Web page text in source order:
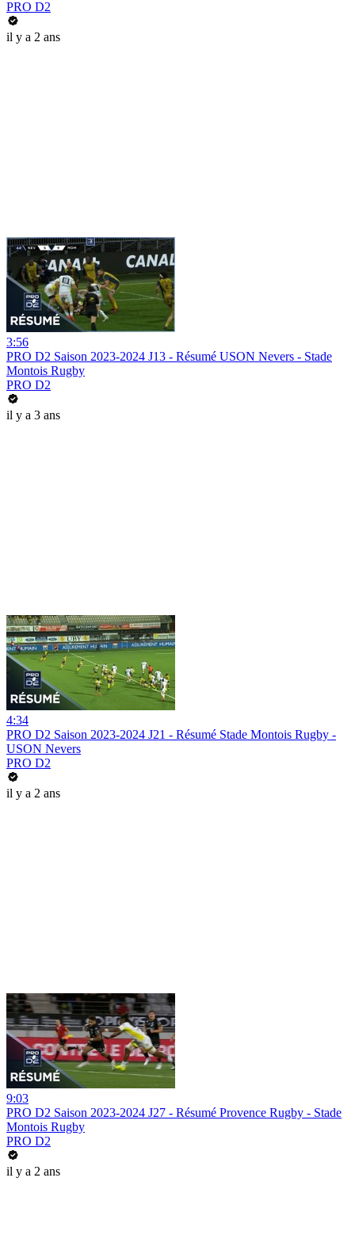
PRO D2
il y a 2 ans
3:56
PRO D2 Saison 2023-2024 J13 - Résumé USON Nevers - Stade
Montois Rugby
PRO D2
il y a 3 ans
4:34
PRO D2 Saison 2023-2024 J21 - Résumé Stade Montois Rugby -
USON Nevers
PRO D2
il y a 2 ans
9:03
PRO D2 Saison 2023-2024 J27 - Résumé Provence Rugby - Stade
Montois Rugby
PRO D2
il y a 2 ans